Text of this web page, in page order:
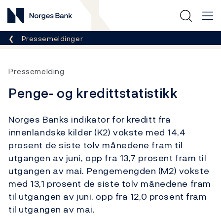
Norges Bank
Her er du nå:
Pressemeldinger
Pressemelding
Penge- og kredittstatistikk
Norges Banks indikator for kreditt fra
innenlandske kilder (K2) vokste med 14,4
prosent de siste tolv månedene fram til
utgangen av juni, opp fra 13,7 prosent fram til
utgangen av mai. Pengemengden (M2) vokste
med 13,1 prosent de siste tolv månedene fram
til utgangen av juni, opp fra 12,0 prosent fram
til utgangen av mai.